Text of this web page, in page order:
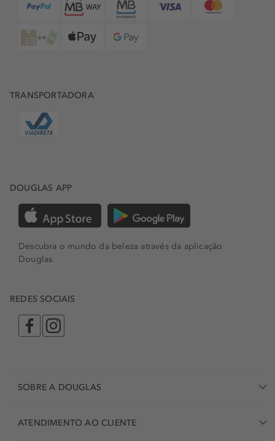
TRANSPORTADORA
DOUGLAS APP
Descubra o mundo da beleza através da aplicação
Douglas.
REDES SOCIAIS
SOBRE A DOUGLAS
ATENDIMENTO AO CLIENTE